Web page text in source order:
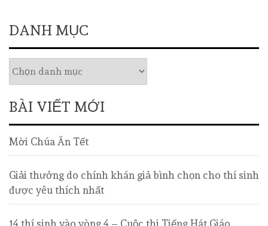
DANH MỤC
BÀI VIẾT MỚI
Mời Chúa Ăn Tết
Giải thưởng do chính khán giả bình chọn cho thí sinh
được yêu thích nhất